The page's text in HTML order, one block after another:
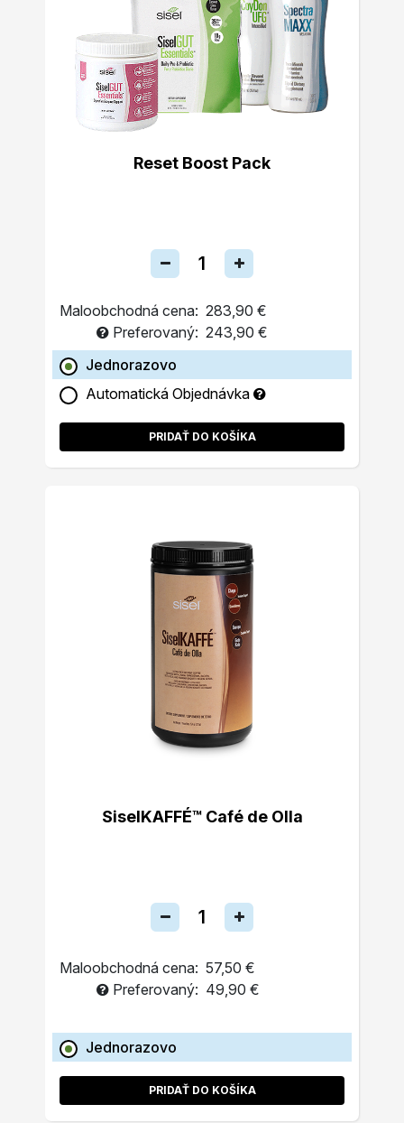
Reset Boost Pack
Maloobchodná cena: 283,90 €
Preferovaný: 243,90 €
Jednorazovo
Automatická Objednávka
PRIDAŤ DO KOŠÍKA
SiselKAFFÉ™ Café de Olla
Maloobchodná cena: 57,50 €
Preferovaný: 49,90 €
Jednorazovo
PRIDAŤ DO KOŠÍKA